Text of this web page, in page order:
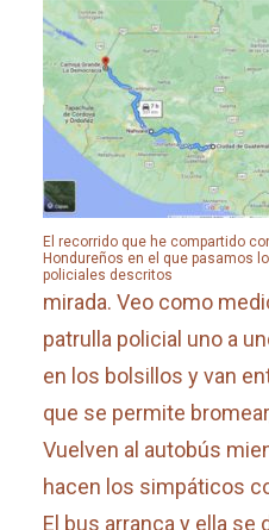
El recorrido que he compartido
Hondureños en el que pasamos
policiales descritos
mirada. Veo como
patrulla policial uno a
en los bolsillos y van
que se permite
Vuelven al autobús
hacen los simpáticos
El bus arranca y ella se